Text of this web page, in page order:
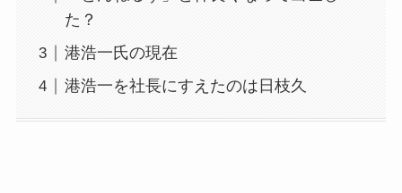
た？
港浩一氏の現在
港浩一を社長にすえたのは日枝久